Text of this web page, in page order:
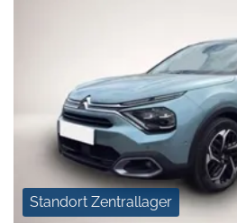
Standort Zentrallager